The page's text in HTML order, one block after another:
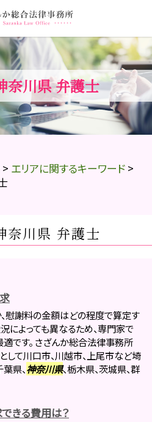
奈川県 弁護士
> エリアに関するキーワード >
奈川県 弁護士
慰謝料の金額はどの程度で算定す
によっても異なるため、専門家で
です。 さざんか総合法律事務所
して川口市、川越市、上尾市など埼
県、神奈川県、栃木県、茨城県、群
きる費用は？